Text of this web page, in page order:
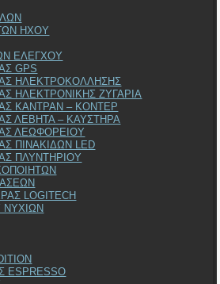
ΗΧΟΥ
ΕΛΕΓΧΟΥ
GPS
ΗΛΕΚΤΡΟΚΟΛΛΗΣΗΣ
ΗΛΕΚΤΡΟΝΙΚΗΣ ΖΥΓΑΡΙΑ
ΚΑΝΤΡΑΝ – ΚΟΝΤΕΡ
ΛΕΒΗΤΑ – ΚΑΥΣΤΗΡΑ
ΛΕΩΦΟΡΕΙΟΥ
ΠΙΝΑΚΙΔΩΝ LED
ΠΛΥΝΤΗΡΙΟΥ
LOGITECH
ΝΥΧΙΩΝ